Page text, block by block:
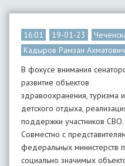
16:01 19-01-23
Кадыров Рамзан Ахматович
В фокусе внимания
развитие объектов
здравоохранения, туризма и
детского отдыха,
поддержки участников СВО.
Совместно с
федеральных министерств
социально значимых